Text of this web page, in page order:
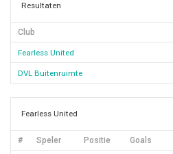
Resultaten
Club
Fearless United
DVL Buitenruimte
Fearless United
# Speler Positie Goals